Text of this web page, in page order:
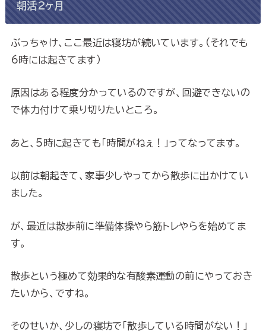
朝活２ヶ月
ぶっちゃけ、ここ最近は寝坊が続いています。（それでも
6時には起きてます）
原因はある程度分かっているのですが、回避できないの
で体力付けて乗り切りたいところ。
あと、5時に起きても「時間がねぇ！」ってなってます。
以前は朝起きて、家事少しやってから散歩に出かけてい
ました。
が、最近は散歩前に準備体操やら筋トレやらを始めてま
す。
散歩という極めて効果的な有酸素運動の前にやっておき
たいから、ですね。
そのせいか、少しの寝坊で「散歩している時間がない！」